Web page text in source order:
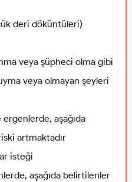
deri döküntüleri)
veya şüpheci olma gibi
veya olmayan şeyleri
ergenlerde, aşağıda
artmaktadır
isteği
aşağıda belirtilenler